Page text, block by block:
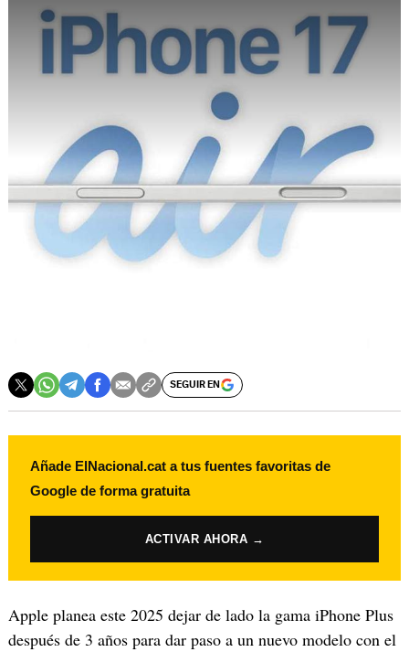
SEGUIR EN
Añade ElNacional.cat a tus fuentes favoritas de
Google de forma gratuita
ACTIVAR AHORA →
Apple planea este 2025 dejar de lado la gama iPhone Plus
después de 3 años para dar paso a un nuevo modelo con el